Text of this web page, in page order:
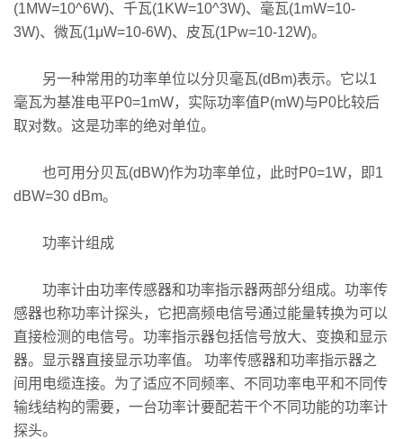
(1MW=10^6W)、千瓦(1KW=10^3W)、毫瓦(1mW=10-
3W)、微瓦(1μW=10-6W)、皮瓦(1Pw=10-12W)。
另一种常用的功率单位以分贝毫瓦(dBm)表示。它以1
毫瓦为基准电平P0=1mW，实际功率值P(mW)与P0比较后
取对数。这是功率的绝对单位。
也可用分贝瓦(dBW)作为功率单位，此时P0=1W，即1
dBW=30 dBm。
功率计组成
功率计由功率传感器和功率指示器两部分组成。功率传
感器也称功率计探头，它把高频电信号通过能量转换为可以
直接检测的电信号。功率指示器包括信号放大、变换和显示
器。显示器直接显示功率值。 功率传感器和功率指示器之
间用电缆连接。为了适应不同频率、不同功率电平和不同传
输线结构的需要，一台功率计要配若干个不同功能的功率计
探头。